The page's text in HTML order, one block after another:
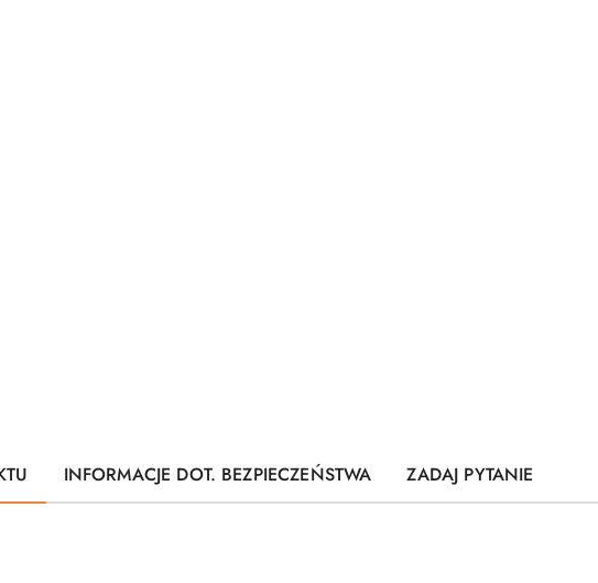
INFORMACJE DOT. BEZPIECZEŃSTWA ZADAJ PYTANIE